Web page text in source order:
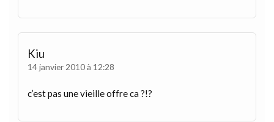
Kiu
14 janvier 2010 à 12:28
c’est pas une vieille offre ca ?!?